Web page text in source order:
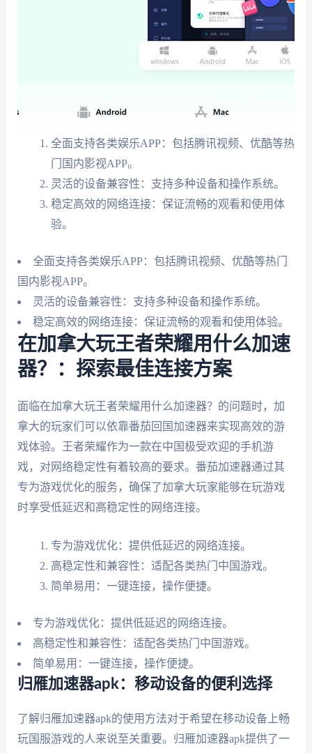
全面支持各类娱乐APP：包括腾讯视频、优酷等热
门国内影视APP。
灵活的设备兼容性：支持多种设备和操作系统。
稳定高效的网络连接：保证流畅的观看和使用体
验。
全面支持各类娱乐APP：包括腾讯视频、优酷等热门
国内影视APP。
灵活的设备兼容性：支持多种设备和操作系统。
稳定高效的网络连接：保证流畅的观看和使用体验。
在加拿大玩王者荣耀用什么加速
器？：探索最佳连接方案
面临在加拿大玩王者荣耀用什么加速器？的问题时，加
拿大的玩家们可以依靠番茄回国加速器来实现高效的游
戏体验。王者荣耀作为一款在中国极受欢迎的手机游
戏，对网络稳定性有着较高的要求。番茄加速器通过其
专为游戏优化的服务，确保了加拿大玩家能够在玩游戏
时享受低延迟和高稳定性的网络连接。
专为游戏优化：提供低延迟的网络连接。
高稳定性和兼容性：适配各类热门中国游戏。
简单易用：一键连接，操作便捷。
专为游戏优化：提供低延迟的网络连接。
高稳定性和兼容性：适配各类热门中国游戏。
简单易用：一键连接，操作便捷。
归雁加速器apk：移动设备的便利选择
了解归雁加速器apk的使用方法对于希望在移动设备上畅
玩国服游戏的人来说至关重要。归雁加速器apk提供了一